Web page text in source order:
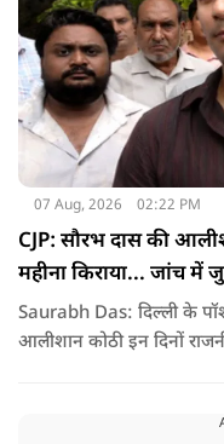
07 Aug, 2026 02:22 PM
CJP: सौरभ दास की
महीना किराया... जांच में
Saurabh Das: दिल्ली के
आलीशान कोठी इन दिनों